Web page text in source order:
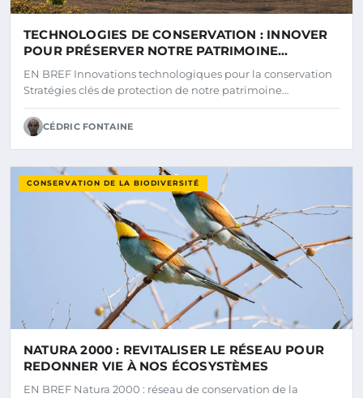
TECHNOLOGIES DE CONSERVATION : INNOVER
POUR PRÉSERVER NOTRE PATRIMOINE
NATUREL
EN BREF Innovations technologiques pour la conservation
Stratégies clés de protection de notre patrimoine…
CÉDRIC FONTAINE
CONSERVATION DE LA BIODIVERSITÉ
NATURA 2000 : REVITALISER LE RÉSEAU POUR
REDONNER VIE À NOS ÉCOSYSTÈMES
EN BREF Natura 2000 : réseau de conservation de la